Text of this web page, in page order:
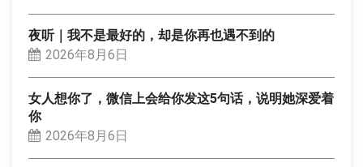
夜听｜我不是最好的，却是你再也遇不到的
2026年8月6日
女人想你了，微信上会给你发这5句话，说明她深爱着
你
2026年8月6日